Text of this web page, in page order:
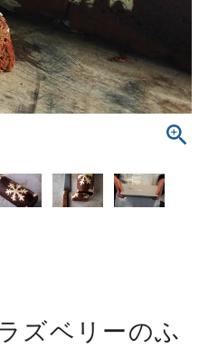
ズベリーのふ